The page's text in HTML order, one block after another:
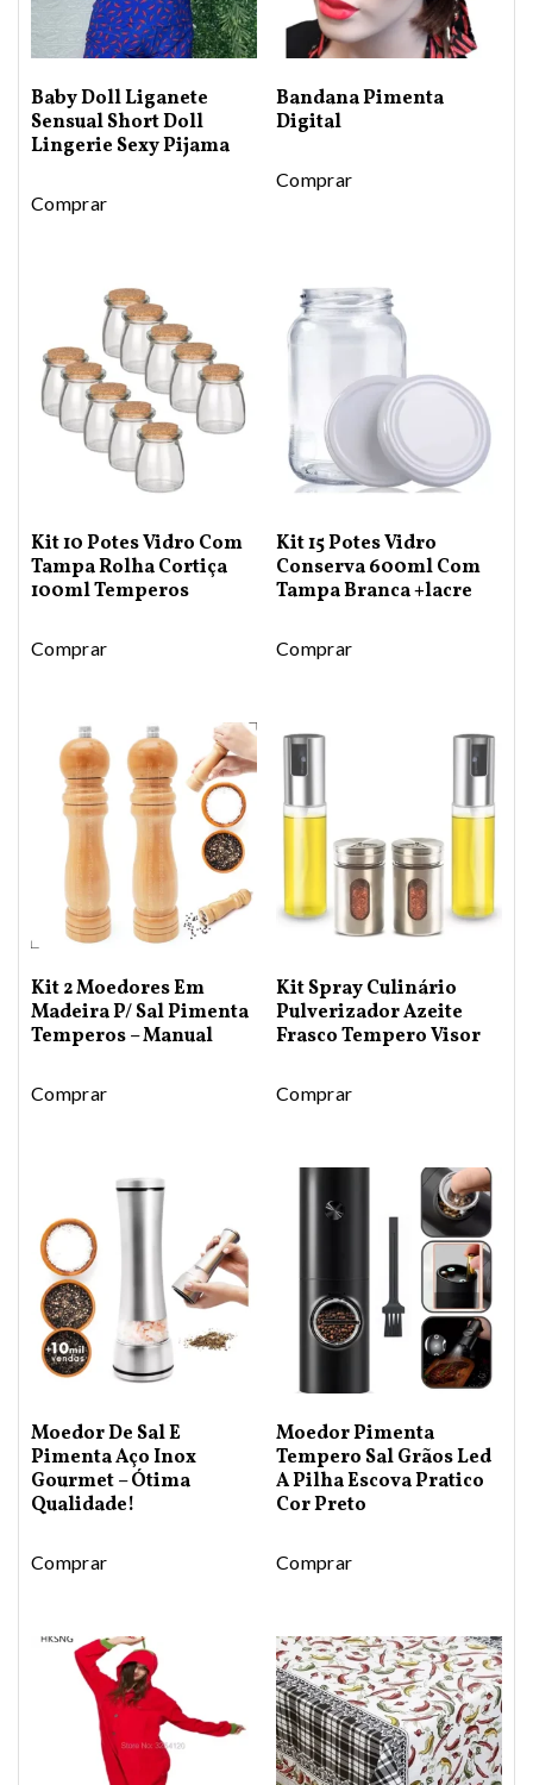
Baby Doll Liganete
Sensual Short Doll
Lingerie Sexy Pijama
Comprar
Bandana Pimenta
Digital
Comprar
Kit 10 Potes Vidro Com
Tampa Rolha Cortiça
100ml Temperos
Comprar
Kit 15 Potes Vidro
Conserva 600ml Com
Tampa Branca +lacre
Comprar
Kit 2 Moedores Em
Madeira P/ Sal Pimenta
Temperos – Manual
Comprar
Kit Spray Culinário
Pulverizador Azeite
Frasco Tempero Visor
Comprar
Moedor De Sal E
Pimenta Aço Inox
Gourmet – Ótima
Qualidade!
Comprar
Moedor Pimenta
Tempero Sal Grãos Led
A Pilha Escova Pratico
Cor Preto
Comprar